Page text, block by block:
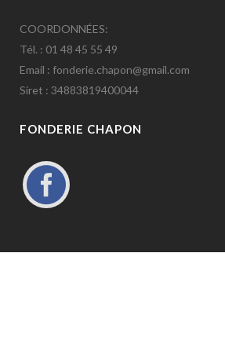
COORDONNÉES:
Tél. : 01 48 45 55 49
Email : fonderie.chapon@gmail.com
Siret : 34883819400044
FONDERIE CHAPON